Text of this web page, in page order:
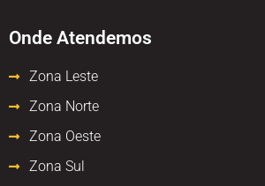
Onde Atendemos
Zona Leste
Zona Norte
Zona Oeste
Zona Sul